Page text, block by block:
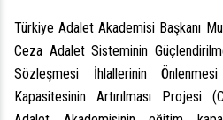
Türkiye Adalet Akademisi Başkanı
Ceza Adalet Sisteminin
Sözleşmesi İhlallerinin
Kapasitesinin Artırılması Projesi